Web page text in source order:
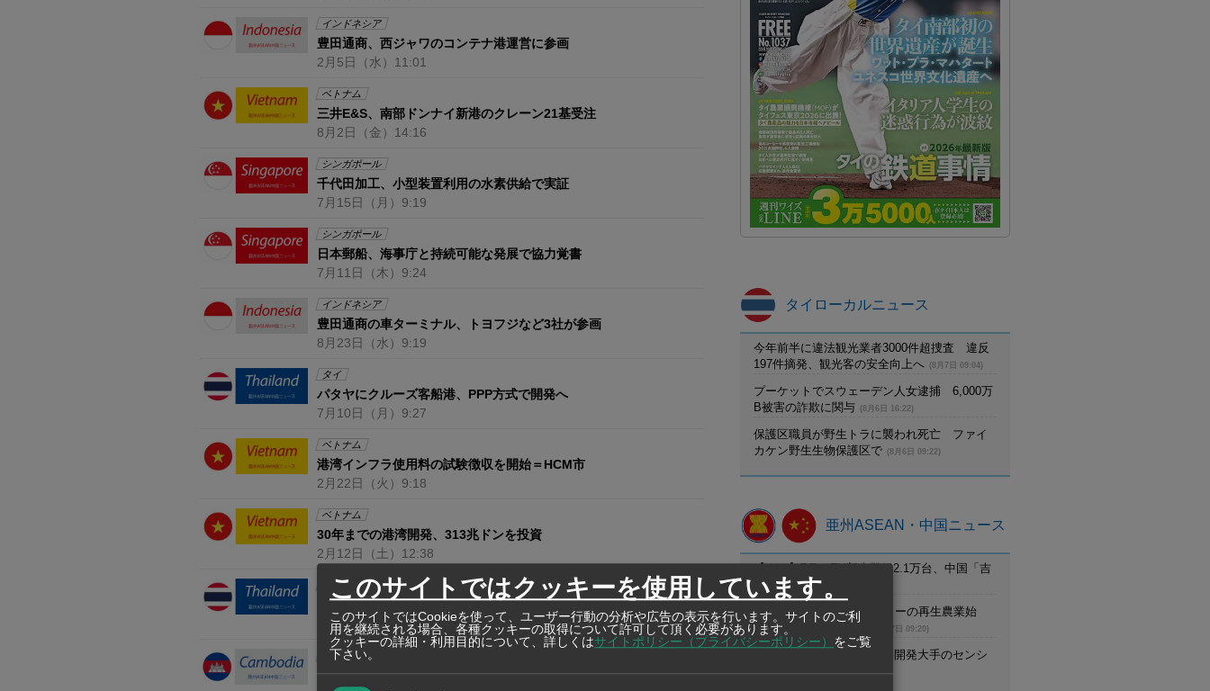
インドネシア
豊田通商、西ジャワのコンテナ港運営に参画
2月5日 （水） 11:01
ベトナム
三井E&S、南部ドンナイ新港のクレーン21基受注
8月2日 （金） 14:16
シンガポール
千代田加工、小型装置利用の水素供給で実証
7月15日 （月） 9:19
シンガポール
日本郵船、海事庁と持続可能な発展で協力覚書
7月11日 （木） 9:24
インドネシア
豊田通商の車ターミナル、トヨフジなど3社が参画
8月23日 （水） 9:19
タイ
パタヤにクルーズ客船港、PPP方式で開発へ
7月10日 （月） 9:27
ベトナム
港湾インフラ使用料の試験徴収を開始＝HCM市
2月22日 （火） 9:18
ベトナム
30年までの港湾開発、313兆ドンを投資
2月12日 （土） 12:38
タイ
レムチャバン港の第3期拡張、2025年にも稼働
11月29日（月）10:22
カンボジア
首都プノンペンの河川港、新ターミナル開業
タイローカルニュース
今年前半に違法観光業者3000件超捜査 違反
197件摘発、観光客の安全向上へ
(8月7日 09:04)
プーケットでスウェーデン人女逮捕 6,000万
B被害の詐欺に関与
(8月6日 16:22)
保護区職員が野生トラに襲われ死亡 ファイ
カケン野生生物保護区で
(8月6日 09:22)
亜州ASEAN・中国ニュース
【タイ】7月のEV新車登録2.1万台、中国「吉
利」が初首位
【ベトナム】UCCがコーヒーの再生農業始
動、現地調達先と提携
(8月7日 09:20)
【タイ】野村不動産、住宅開発大手のセンシ
リと合弁設立 (8月7日 09:20)
このサイトではクッキーを使用しています。
このサイトではCookieを使って、ユーザー行動の分析や広告の表示を行います。サイトのご利
用を継続される場合、各種クッキーの取得について許可して頂く必要があります。
クッキーの詳細・利用目的について、詳しくはサイトポリシー（プライバシーポリシー） をご覧
下さい。